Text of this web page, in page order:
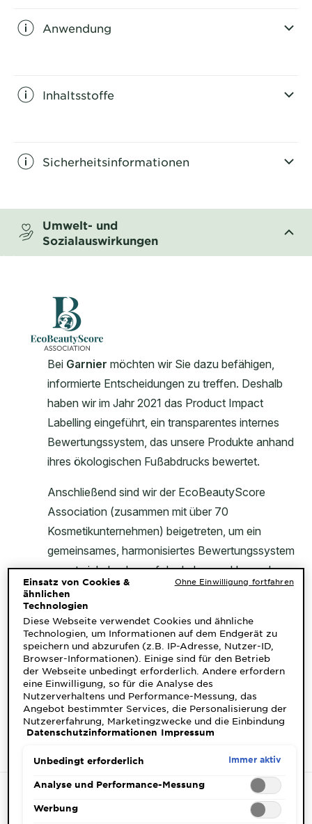
Anwendung
Inhaltsstoffe
Sicherheitsinformationen
Umwelt- und
Sozialauswirkungen
Einsatz von Cookies &
ähnlichen
Technologien
Diese Webseite verwendet Cookies und ähnliche
Technologien, um Informationen auf dem Endgerät zu
speichern und abzurufen (z.B. IP-Adresse, Nutzer-ID,
Browser-Informationen). Einige sind für den Betrieb
der Webseite unbedingt erforderlich. Andere erfordern
eine Einwilligung, so für die Analyse des
Nutzerverhaltens und Performance-Messung, das
Angebot bestimmter Services, die Personalisierung der
Nutzererfahrung, Marketingzwecke und die Einbindung
externer Medien. Nicht unbedingt erforderliche Cookies
abgelehnt ("Ohne Einwilligung fortfahren")
sind ebenfalls möglich und speicherbar ("Auswahl
speichern"). Die Auswahl kann jederzeit unter dem Link
"Cookie-Einstellungen" angepasst werden. Für weitere
Informationen s. unsere Datenschutzinformationen.
Datenschutzinformationen Impressum
Unbedingt erforderlich Immer aktiv
Analyse und Performance-Messung
Werbung
Ohne Einwilligung fortfahren